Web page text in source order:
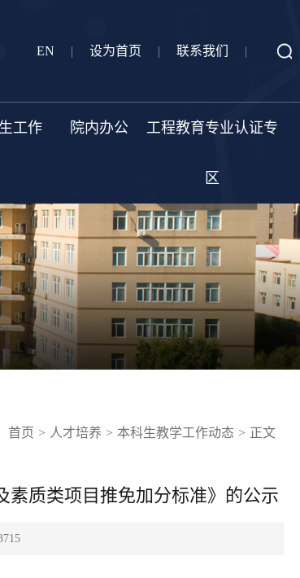
EN | 设为首页 | 联系我们 |
工作 院内办公 工程教育专业认证专
区
首页 > 人才培养 > 本科生教学工作动态 > 正文
素质类项目推免加分标准》的公示